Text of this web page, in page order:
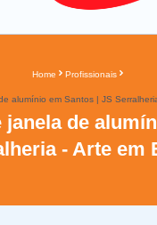
Home Profissionais
alumínio em Santos | JS
janela de
- Arte em